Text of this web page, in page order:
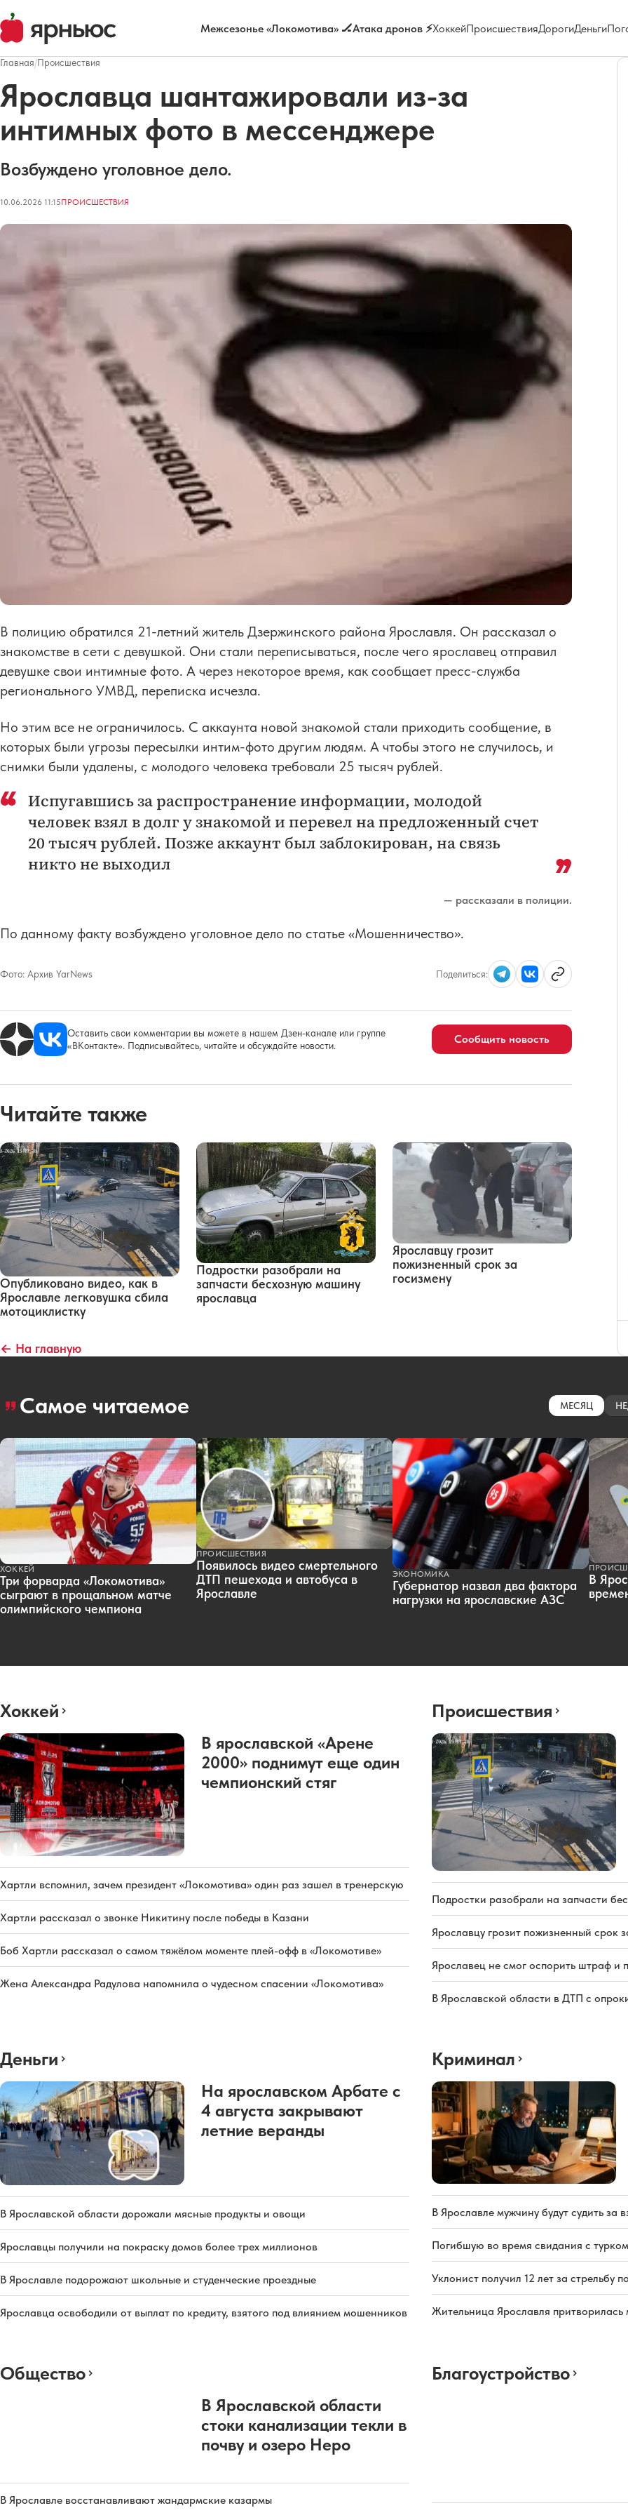
Межсезонье «Локомотива» 🏒Атака дронов ⚡ХоккейПроисшествияДорогиДеньги
Главная/Происшествия
Ярославца шантажировали из-за
интимных фото в мессенджере
Возбуждено уголовное дело.
10.06.2026 11:15ПРОИСШЕСТВИЯ
В полицию обратился 21-летний житель Дзержинского района Ярославля. Он рассказал о
знакомстве в сети с девушкой. Они стали переписываться, после чего ярославец отправил
девушке свои интимные фото. А через некоторое время, как сообщает пресс-служба
регионального УМВД, переписка исчезла.
Но этим все не ограничилось. С аккаунта новой знакомой стали приходить сообщение, в
которых были угрозы пересылки интим-фото другим людям. А чтобы этого не случилось, и
снимки были удалены, с молодого человека требовали 25 тысяч рублей.
Испугавшись за распространение информации, молодой
человек взял в долг у знакомой и перевел на предложенный счет
20 тысяч рублей. Позже аккаунт был заблокирован, на связь
никто не выходил
— рассказали в полиции.
По данному факту возбуждено уголовное дело по статье «Мошенничество».
Фото: Архив YarNews Поделиться:
Оставить свои комментарии вы можете в нашем Дзен-канале или группе
«ВКонтакте». Подписывайтесь, читайте и обсуждайте новости.
Сообщить новость
Читайте также
Опубликовано видео, как в
Ярославле легковушка сбила
мотоциклистку
Подростки разобрали на
запчасти бесхозную машину
ярославца
Ярославцу грозит
пожизненный срок за
госизмену
← На главную
Самое читаемое МЕСЯЦ
ХОККЕЙ
Три форварда «Локомотива»
сыграют в прощальном матче
олимпийского чемпиона
ПРОИСШЕСТВИЯ
Появилось видео смертельного
ДТП пешехода и автобуса в
Ярославле
ЭКОНОМИКА
Губернатор назвал два фактора
нагрузки на ярославские АЗС
В
Хоккей
В ярославской «Арене
2000» поднимут еще один
чемпионский стяг
Хартли вспомнил, зачем президент «Локомотива» один раз зашел в тренерскую
Хартли рассказал о звонке Никитину после победы в Казани
Боб Хартли рассказал о самом тяжёлом моменте плей-офф в «Локомотиве»
Жена Александра Радулова напомнила о чудесном спасении «Локомотива»
Происшествия
Подростки разобрали на запчасти
Ярославцу грозит пожизненный срок
Ярославец не смог оспорить штраф и
В Ярославской области в ДТП с
Деньги
На ярославском Арбате с
4 августа закрывают
летние веранды
В Ярославской области дорожали мясные продукты и овощи
Ярославцы получили на покраску домов более трех миллионов
В Ярославле подорожают школьные и студенческие проездные
Ярославца освободили от выплат по кредиту, взятого под влиянием мошенников
Криминал
В Ярославле мужчину будут судить за
Погибшую во время свидания с
Уклонист получил 12 лет за стрельбу
Жительница Ярославля
Общество
В Ярославской области
стоки канализации текли в
почву и озеро Неро
В Ярославле восстанавливают жандармские казармы
Благоустройство